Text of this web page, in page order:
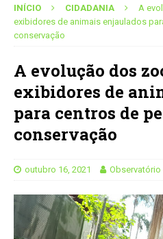
INÍCIO CIDADANIA
A
exibidores de animais enjaulados
conservação
A evolução dos
exibidores de
para centros de
conservação
outubro 16, 2021 Observatório